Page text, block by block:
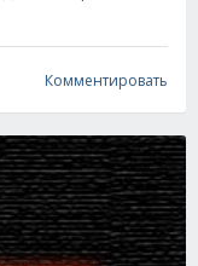
Комментировать